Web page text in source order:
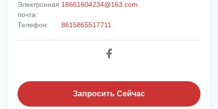
Электронная
почта:
18661604234@163.com
Телефон: 8615865517711
Запросить Сейчас